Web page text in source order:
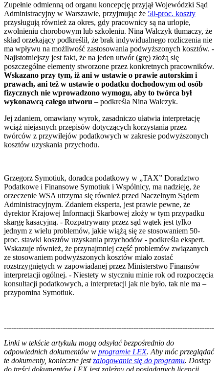
Zupełnie odmienną od organu koncepcję przyjął Wojewódzki Sąd
Administracyjny w Warszawie, przyjmując że 50-proc. koszty
przysługują również za okres, gdy pracownicy są na urlopie,
zwolnieniu chorobowym lub szkoleniu. Nina Walczyk tłumaczy, że
skład orzekający podkreślił, że brak indywidualnego rozliczenia nie
ma wpływu na możliwość zastosowania podwyższonych kosztów. -
Najistotniejszy jest fakt, że na jeden utwór (grę) złożą się
poszczególne elementy stworzone przez konkretnych pracowników.
Wskazano przy tym, iż ani w ustawie o prawie autorskim i
prawach, ani też w ustawie o podatku dochodowym od osób
fizycznych nie wprowadzono wymogu, aby to twórca był
wykonawcą całego utworu – podkreśla Nina Walczyk.
Jej zdaniem, omawiany wyrok, zasadniczo ułatwia interpretację
wciąż niejasnych przepisów dotyczących korzystania przez
twórców z przywilejów podatkowych w zakresie podwyższonych
kosztów uzyskania przychodu.
Grzegorz Symotiuk, doradca podatkowy w „TAX” Doradztwo
Podatkowe i Finansowe Symotiuk i Wspólnicy, ma nadzieję, że
orzeczenie WSA utrzyma się również przed Naczelnym Sądem
Administracyjnym. Zdaniem eksperta, jest prawie pewne, że
dyrektor Krajowej Informacji Skarbowej złoży w tym przypadku
skargę kasacyjną. - Rozpatrywany przez sąd wątek jest tylko
jednym z wielu problemów, jakie wiążą się ze stosowaniem 50-
proc. stawki kosztów uzyskania przychodów - podkreśla ekspert.
Wskazuje również, że przynajmniej część problemów związanych
ze stosowaniem podwyższonych kosztów miało zostać
rozstrzygniętych w zapowiadanej przez Ministerstwo Finansów
interpretacji ogólnej. - Niestety w styczniu minie rok od rozpoczęcia
konsultacji podatkowych, a interpretacji jak nie było, tak nie ma –
przypomina Symotiuk.
--------------------------------------------------------------------------------------
Linki w tekście artykułu mogą odsyłać bezpośrednio do
odpowiednich dokumentów w programie LEX. Aby móc przeglądać
te dokumenty, konieczne jestzalogowanie się do programu. Dostęp
do treści dokumentów LEX jest zależny od posiadanych licencji.